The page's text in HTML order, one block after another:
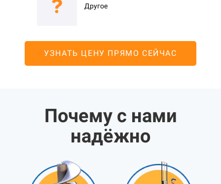
Другое
УЗНАТЬ ЦЕНУ ПРЯМО СЕЙЧАС
Почему с нами
надёжно